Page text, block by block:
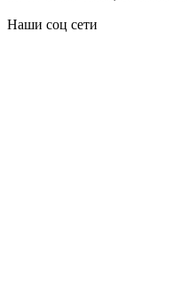
Наши соц сети